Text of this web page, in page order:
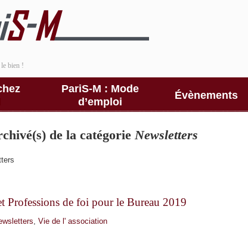
bien !
PariS-M : Mode
d’emploi
Évènements
de la catégorie Newsletters
Professions de foi pour le Bureau 2019
, Vie de l' association